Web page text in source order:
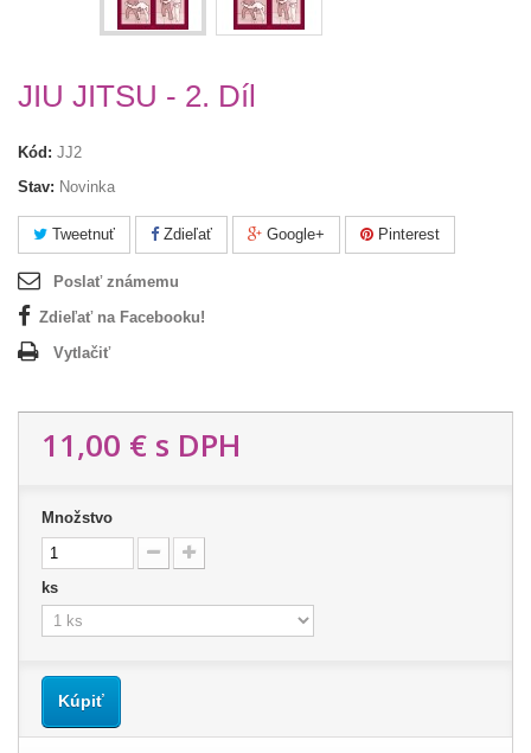
JIU JITSU - 2. Díl
Kód: JJ2
Stav: Novinka
Tweetnuť Zdieľať Google+ Pinterest
Poslať známemu
Zdieľať na Facebooku!
Vytlačiť
11,00 € s DPH
Množstvo
ks
Kúpiť